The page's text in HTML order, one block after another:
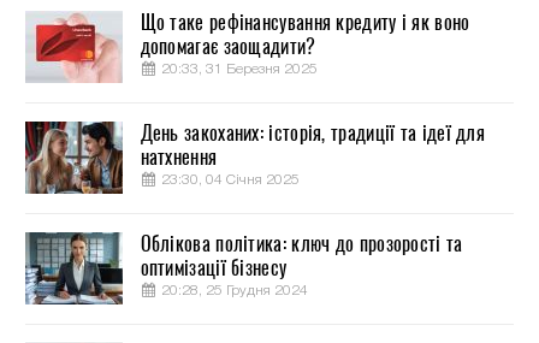
Що таке рефінансування кредиту і як воно
допомагає заощадити?
20:33, 31 Березня 2025
День закоханих: історія, традиції та ідеї для
натхнення
23:30, 04 Січня 2025
Облікова політика: ключ до прозорості та
оптимізації бізнесу
20:28, 25 Грудня 2024